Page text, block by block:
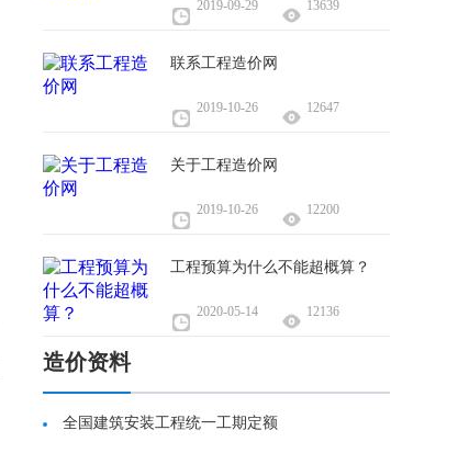
2019-09-29 13639
联系工程造价网
2019-10-26 12647
关于工程造价网
2019-10-26 12200
工程预算为什么不能超概算？
2020-05-14 12136
造价资料
全国建筑安装工程统一工期定额